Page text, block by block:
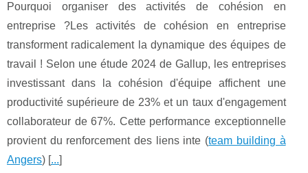
Pourquoi organiser des activités de cohésion en
entreprise ?Les activités de cohésion en entreprise
transforment radicalement la dynamique des équipes de
travail ! Selon une étude 2024 de Gallup, les entreprises
investissant dans la cohésion d'équipe affichent une
productivité supérieure de 23% et un taux d'engagement
collaborateur de 67%. Cette performance exceptionnelle
provient du renforcement des liens inte (team building à
Angers) [...]